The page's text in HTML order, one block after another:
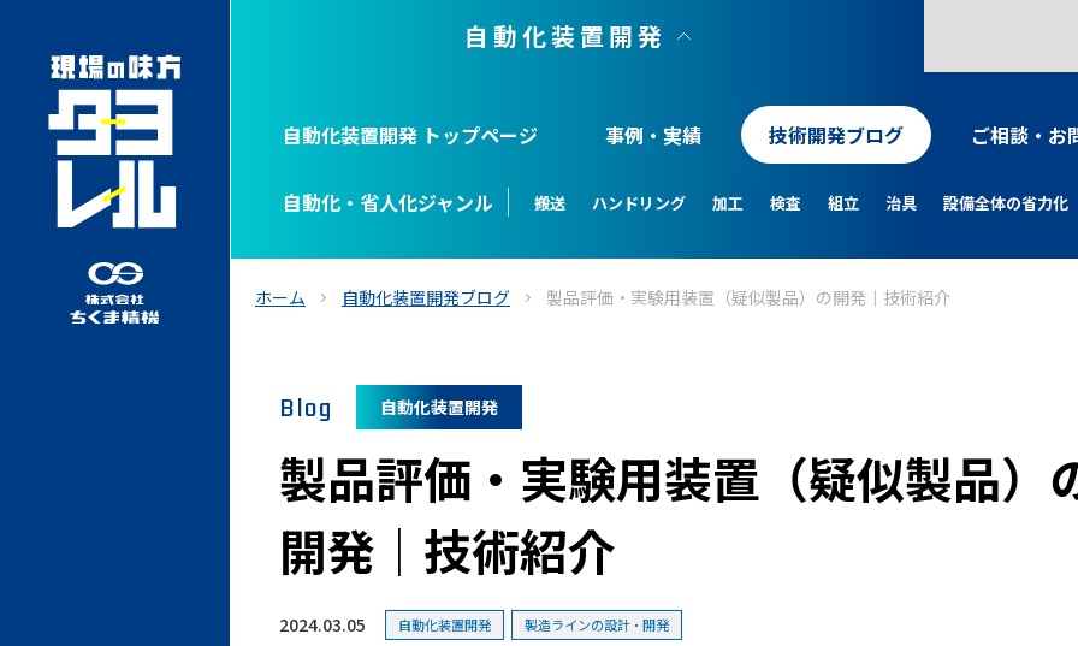
自動化装置開発
自動化装置開発 トップページ 事例・実績 技術開発ブログ ご相談・お
自動化・省人化ジャンル 搬送 ハンドリング 加工 検査 組立 治具 設備全体の省力化
ホーム 自動化装置開発ブログ 製品評価・実験用装置（疑似製品）の開発｜技術紹介
Blog 自動化装置開発
製品評価・実験用装置（疑似製品）
開発｜技術紹介
2024.03.05 自動化装置開発 製造ラインの設計・開発